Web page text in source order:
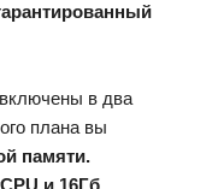
в два
плана вы
памяти.